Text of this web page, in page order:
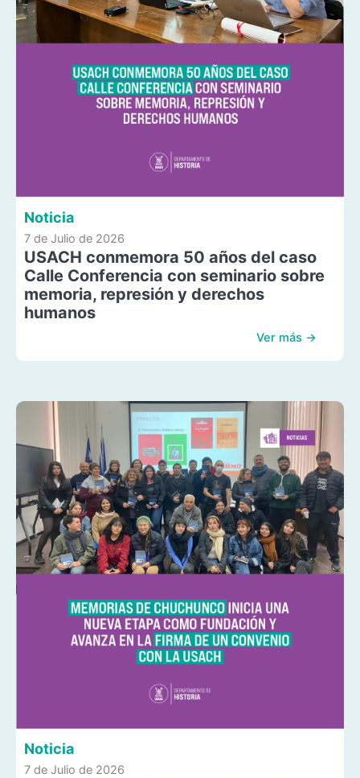
Noticia
7 de Julio de 2026
USACH conmemora 50 años del caso
Calle Conferencia con seminario sobre
memoria, represión y derechos
humanos
Ver más →
Noticia
7 de Julio de 2026